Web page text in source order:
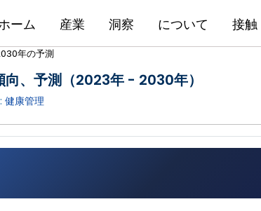
ーム 産業 洞察 について 接触
年の予測
、予測（2023年 - 2030年）
健康管理